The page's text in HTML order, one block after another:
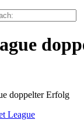
League